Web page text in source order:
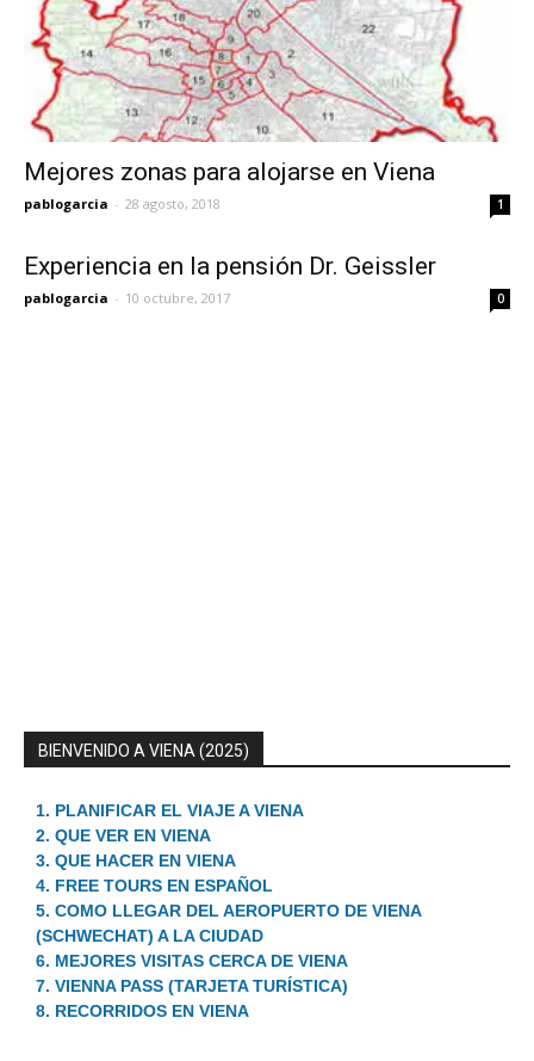
Mejores zonas para alojarse en Viena
pablogarcia - 28 agosto, 2018 1
Experiencia en la pensión Dr. Geissler
pablogarcia - 10 octubre, 2017 0
BIENVENIDO A VIENA (2025)
1. PLANIFICAR EL VIAJE A VIENA
2. QUE VER EN VIENA
3. QUE HACER EN VIENA
4. FREE TOURS EN ESPAÑOL
5. COMO LLEGAR DEL AEROPUERTO DE VIENA
(SCHWECHAT) A LA CIUDAD
6. MEJORES VISITAS CERCA DE VIENA
7. VIENNA PASS (TARJETA TURÍSTICA)
8. RECORRIDOS EN VIENA